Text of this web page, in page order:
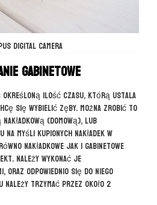
DIGITAL CAMERA
gabinetowe
określoną ilość czasu, którą ustala
się wybielić zęby. Można zrobić to
(domową), lub
na myśli kupionych nakładek w
nakładkowe jak i gabinetowe
Należy wykonać je
oraz odpowiednio się do niego
należy trzymać przez około 2